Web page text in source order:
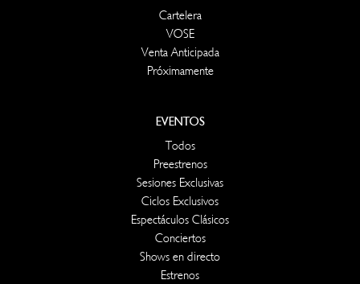
Cartelera
VOSE
Venta Anticipada
Próximamente
EVENTOS
Todos
Preestrenos
Sesiones Exclusivas
Ciclos Exclusivos
Espectáculos Clásicos
Conciertos
Shows en directo
Estrenos